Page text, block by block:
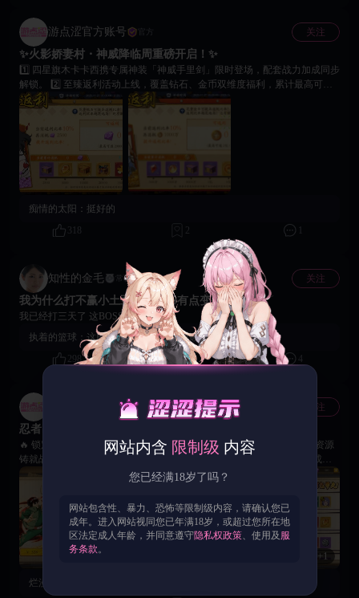
游点涩官方账号 官方 关注
✨火影娇妻村・神威降临周重磅开启！✨
1️⃣ 四星旗木卡卡西携专属神装「神威手里剑」限时登场，配套战力加成同步
解锁。 2️⃣ 至臻返利活动上线，覆盖钻石、金币双维度福利，累计最高可领
取 20000 钻。 3️⃣ 专属钻石礼包限购 2 次，累计 11776 钻即可获取四星卡卡
西全套养成资源。 4️⃣ 召唤可获得【集结精粹】，200个可兑换四星卡卡西或
专属神装「神威手里剑」。 5️⃣ 花之庭院新增互动女英雄，返利获赠高感度
礼盒，解锁成人色色专属剧情。 6️⃣ 本次限时福利时间优先，建议忍者们及
时参与活动提升战力，解锁珍稀奖励~
痴情的太阳： 挺好的
318
2
知性的金毛 常驻玩家 关注
我为什么打不赢小土豆?这BOSS有点变态妈的
我已经打三天了 这BOSS好TM变态
执着的篮球： 这BOSS设计出来就是劝氪的吧？
298
2 4
游点涩官方账号 官方 关注
忍者出击！《火影娇妻村》新手期5日忍者投资活动开启！
🔥 锁定限时高性价比忍者阵容，四星强力角色即刻纳入麾下； 🔥 海量资源
铸就战力飙升之路，秒变高手制霸竞技场与副本； 🔥 多种类礼包适配成长
路线，美女伴侣小南等你解锁调教； 🔥 火影娇妻村忍界传奇由你执笔，进
+1
烂漫的翅膀：
网站内含 限制级 内容
您已经满18岁了吗？
网站包含性、暴力、恐怖等限制级内容，请确认您已
成年。进入网站视同您已年满18岁，或超过您所在地
区法定成人年龄，并同意遵守隐私权政策、使用及 服
务条款。